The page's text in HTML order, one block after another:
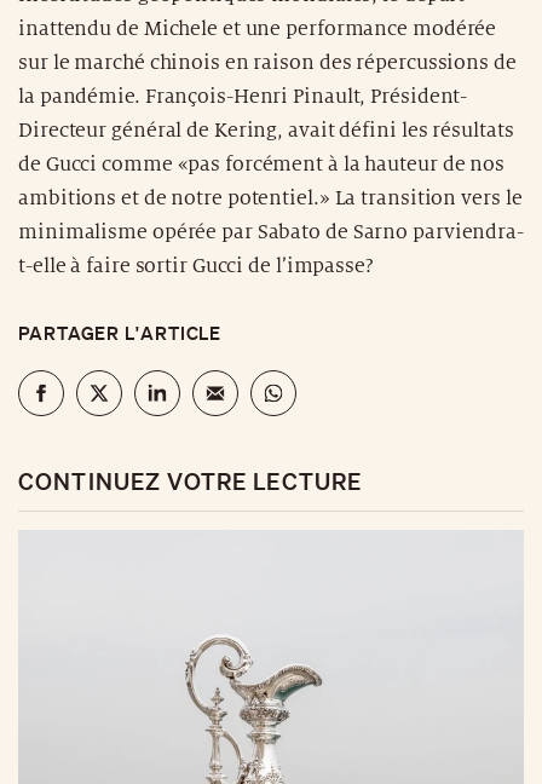
inattendu de Michele et une performance modérée
sur le marché chinois en raison des répercussions de
la pandémie. François-Henri Pinault, Président-
Directeur général de Kering, avait défini les résultats
de Gucci comme «pas forcément à la hauteur de nos
ambitions et de notre potentiel.» La transition vers le
minimalisme opérée par Sabato de Sarno parviendra-
t-elle à faire sortir Gucci de l’impasse?
PARTAGER L'ARTICLE
CONTINUEZ VOTRE LECTURE